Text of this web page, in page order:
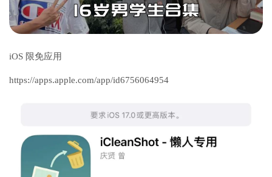
iOS 限免应用
https://apps.apple.com/app/id6756064954